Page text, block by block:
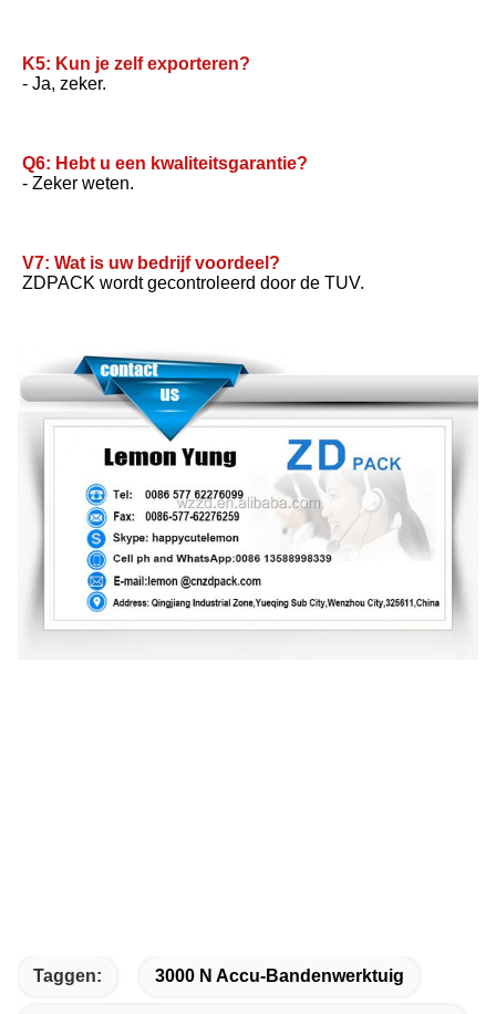
K5: Kun je zelf exporteren?
- Ja, zeker.
Q6: Hebt u een kwaliteitsgarantie?
- Zeker weten.
V7: Wat is uw bedrijf voordeel?
ZDPACK wordt gecontroleerd door de TUV.
Taggen: 3000 N Accu-Bandenwerktuig